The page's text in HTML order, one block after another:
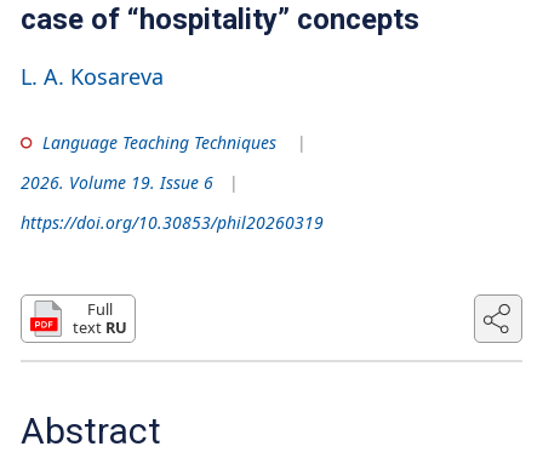
case of “hospitality” concepts
L. A. Kosareva
Language Teaching Techniques
2026. Volume 19. Issue 6
https://doi.org/10.30853/phil20260319
Full
text RU
Abstract